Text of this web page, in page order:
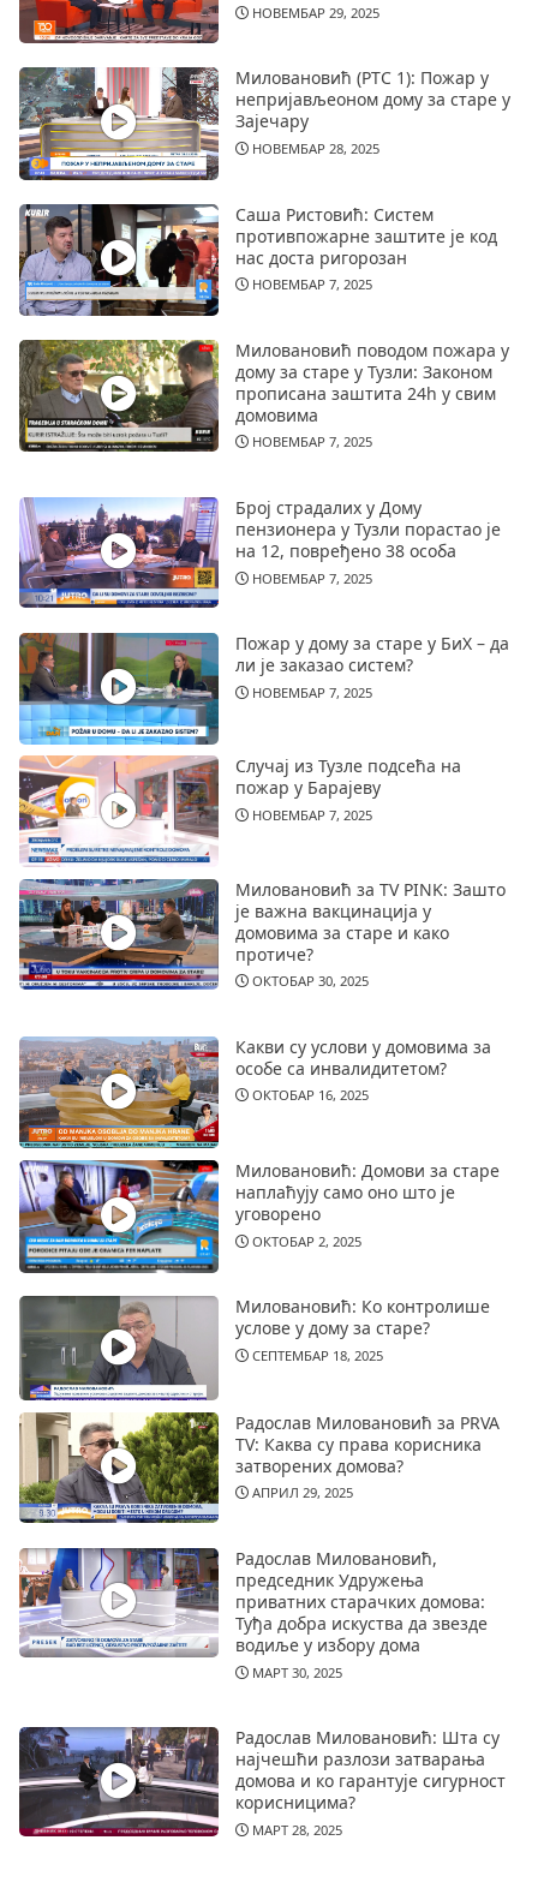
НОВЕМБАР 29, 2025
Миловановић (РТС 1): Пожар у
непријављеоном дому за старе у
Зајечару
НОВЕМБАР 28, 2025
Саша Ристовић: Систем
противпожарне заштите је код
нас доста ригорозан
НОВЕМБАР 7, 2025
Миловановић поводом пожара у
дому за старе у Тузли: Законом
прописана заштита 24h у свим
домовима
НОВЕМБАР 7, 2025
Број страдалих у Дому
пензионера у Тузли порастао је
на 12, повређено 38 особа
НОВЕМБАР 7, 2025
Пожар у дому за старе у БиХ – да
ли је заказао систем?
НОВЕМБАР 7, 2025
Случај из Тузле подсећа на
пожар у Барајеву
НОВЕМБАР 7, 2025
Миловановић за TV PINK: Зашто
је важна вакцинација у
домовима за старе и како
протиче?
ОКТОБАР 30, 2025
Какви су услови у домовима за
особе са инвалидитетом?
ОКТОБАР 16, 2025
Миловановић: Домови за старе
наплаћују само оно што је
уговорено
ОКТОБАР 2, 2025
Миловановић: Ко контролише
услове у дому за старе?
СЕПТЕМБАР 18, 2025
Радослав Миловановић за PRVA
TV: Каква су права корисника
затворених домова?
АПРИЛ 29, 2025
Радослав Миловановић,
председник Удружења
приватних старачких домова:
Туђа добра искуства да звезде
водиље у избору дома
МАРТ 30, 2025
Радослав Миловановић: Шта су
најчешћи разлози затварања
домова и ко гарантује сигурност
корисницима?
МАРТ 28, 2025